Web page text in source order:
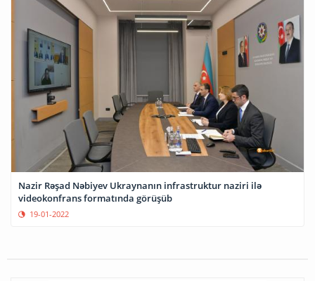
Nazir Rəşad Nəbiyev Ukraynanın infrastruktur naziri ilə
videokonfrans formatında görüşüb
19-01-2022